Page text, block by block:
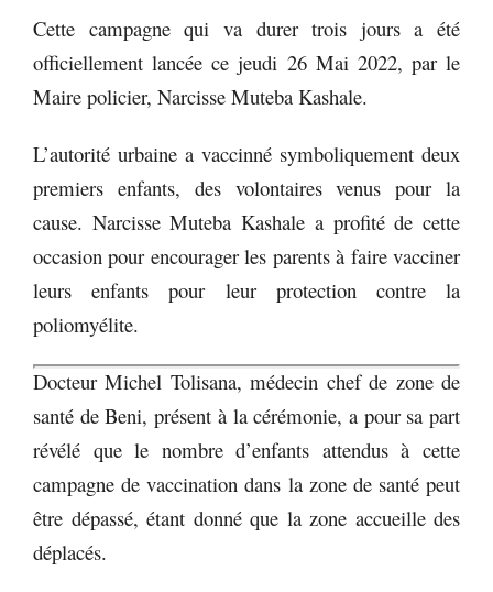
Cette campagne qui va durer trois jours a été
officiellement lancée ce jeudi 26 Mai 2022, par le
Maire policier, Narcisse Muteba Kashale.
L’autorité urbaine a vaccinné symboliquement deux
premiers enfants, des volontaires venus pour la
cause. Narcisse Muteba Kashale a profité de cette
occasion pour encourager les parents à faire vacciner
leurs enfants pour leur protection contre la
poliomyélite.
Docteur Michel Tolisana, médecin chef de zone de
santé de Beni, présent à la cérémonie, a pour sa part
révélé que le nombre d’enfants attendus à cette
campagne de vaccination dans la zone de santé peut
être dépassé, étant donné que la zone accueille des
déplacés.